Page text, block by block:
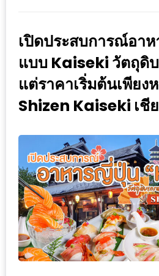
ฐานะ
อะไร
…
งาน
ที่
ครบ
ครั้ง
ช้อป
ชิ
ลล์
ชิม
ที่
เปิดประสบการณ์อา
แบบ Kaiseki วัตถุดิบ
แต่ราคาเริ่มต้นเพียง
Shizen Kaiseki เชี